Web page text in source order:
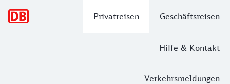
Privatreisen Geschäftsreisen
Hilfe & Kontakt
Verkehrsmeldungen